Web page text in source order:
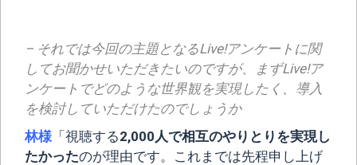
– それでは今回の主題となるLive!アンケートに関
してお聞かせいただきたいのですが、まずLive!ア
ンケートでどのような世界観を実現したく、導入
を検討していただけたのでしょうか
林様 「視聴する2,000人で相互のやりとりを実現し
たかったのが理由です。これまでは先程申し上げ